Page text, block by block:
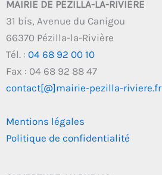
MAIRIE DE PÉZILLA-LA-RIVIÈRE
31 bis, Avenue du Canigou
66370 Pézilla-la-Rivière
Tél. : 04 68 92 00 10
Fax : 04 68 92 88 47
contact[@]mairie-pezilla-riviere.fr
Mentions légales
Politique de confidentialité